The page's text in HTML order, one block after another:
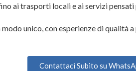
ai trasporti locali e ai servizi
unico, con esperienze di qualità
Contattaci Subito su